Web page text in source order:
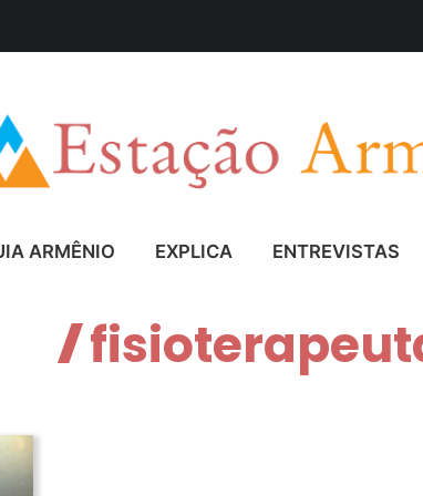
ARMÊNIO EXPLICA ENTREVISTAS